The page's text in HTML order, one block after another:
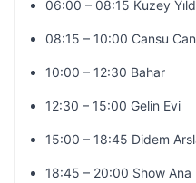
06:00 – 08:15 Kuzey
08:15 – 10:00 Cansu
10:00 – 12:30 Bahar
12:30 – 15:00 Gelin Evi
15:00 – 18:45 Didem
18:45 – 20:00 Show Ana